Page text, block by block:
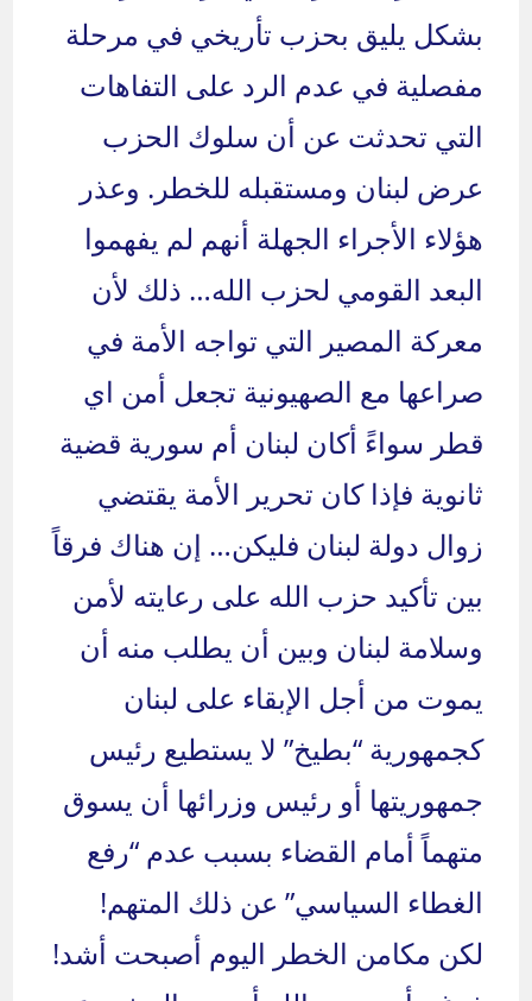
بشكل يليق بحزب تأريخي في مرحلة
مفصلية في عدم الرد على التفاهات
التي تحدثت عن أن سلوك الحزب
عرض لبنان ومستقبله للخطر. وعذر
هؤلاء الأجراء الجهلة أنهم لم يفهموا
البعد القومي لحزب الله… ذلك لأن
معركة المصير التي تواجه الأمة في
صراعها مع الصهيونية تجعل أمن اي
قطر سواءً أكان لبنان أم سورية قضية
ثانوية فإذا كان تحرير الأمة يقتضي
زوال دولة لبنان فليكن… إن هناك فرقاً
بين تأكيد حزب الله على رعايته لأمن
وسلامة لبنان وبين أن يطلب منه أن
يموت من أجل الإبقاء على لبنان
كجمهورية “بطيخ” لا يستطيع رئيس
جمهوريتها أو رئيس وزرائها أن يسوق
متهماً أمام القضاء بسبب عدم “رفع
الغطاء السياسي” عن ذلك المتهم!
لكن مكامن الخطر اليوم أصبحت أشد!